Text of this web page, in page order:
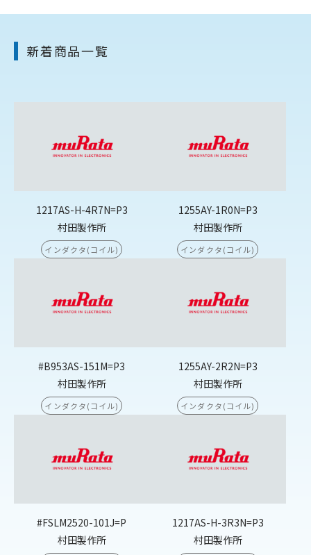
新着商品一覧
1217AS-H-4R7N=P3
村田製作所
インダクタ(コイル)
1255AY-1R0N=P3
村田製作所
インダクタ(コイル)
#B953AS-151M=P3
村田製作所
インダクタ(コイル)
1255AY-2R2N=P3
村田製作所
インダクタ(コイル)
#FSLM2520-101J=P
村田製作所
1217AS-H-3R3N=P3
村田製作所